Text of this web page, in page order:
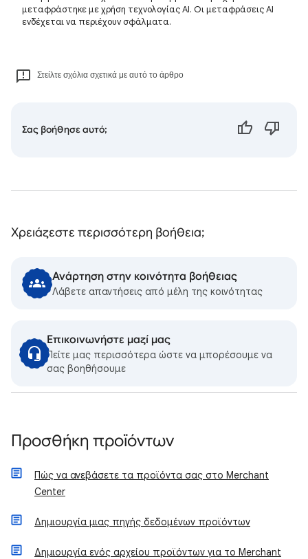
μεταφράστηκε με χρήση τεχνολογίας AI. Οι μεταφράσεις AI
ενδέχεται να περιέχουν σφάλματα.
Στείλτε σχόλια σχετικά με αυτό το άρθρο
Σας βοήθησε αυτό;
Χρειάζεστε περισσότερη βοήθεια;
Ανάρτηση στην κοινότητα βοήθειας
Λάβετε απαντήσεις από μέλη της κοινότητας
Επικοινωνήστε μαζί μας
Πείτε μας περισσότερα ώστε να μπορέσουμε να
σας βοηθήσουμε
Προσθήκη προϊόντων
Πώς να ανεβάσετε τα προϊόντα σας στο Merchant
Center
Δημιουργία μιας πηγής δεδομένων προϊόντων
Δημιουργία ενός αρχείου προϊόντων για το Merchant